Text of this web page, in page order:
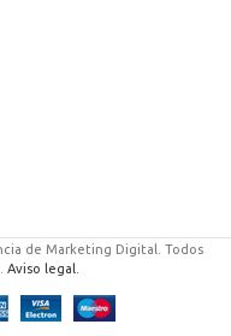
de Marketing Digital. Todos
Aviso legal.